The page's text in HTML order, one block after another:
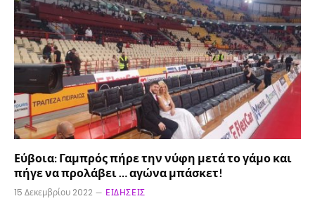
Εύβοια: Γαμπρός πήρε την νύφη μετά το γάμο και
πήγε να προλάβει … αγώνα μπάσκετ!
15 Δεκεμβρίου 2022 ΕΙΔΉΣΕΙΣ